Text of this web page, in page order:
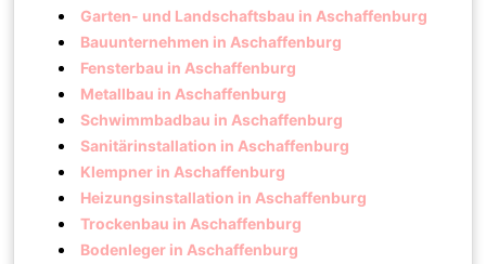
Garten- und Landschaftsbau in Aschaffenburg
Bauunternehmen in Aschaffenburg
Fensterbau in Aschaffenburg
Metallbau in Aschaffenburg
Schwimmbadbau in Aschaffenburg
Sanitärinstallation in Aschaffenburg
Klempner in Aschaffenburg
Heizungsinstallation in Aschaffenburg
Trockenbau in Aschaffenburg
Bodenleger in Aschaffenburg